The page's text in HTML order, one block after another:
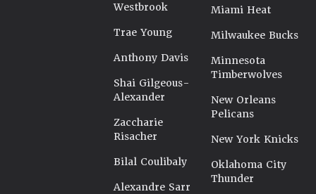
Westbrook
Trae Young
Anthony Davis
Shai Gilgeous-
Alexander
Zaccharie
Risacher
Bilal Coulibaly
Alexandre Sarr
Miami Heat
Milwaukee Bucks
Minnesota
Timberwolves
New Orleans
Pelicans
New York Knicks
Oklahoma City
Thunder